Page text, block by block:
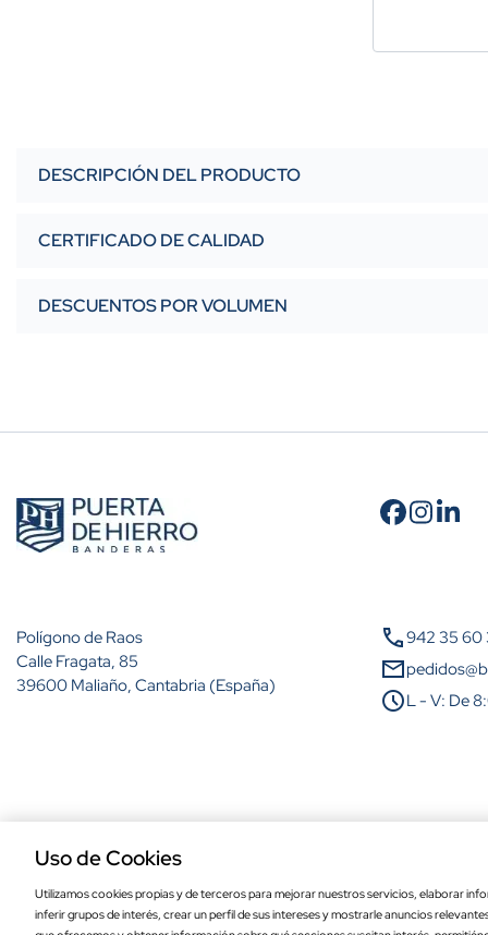
Bandera de Campillo de Arenas de
cm
DESCRIPCIÓN DEL PRODUCTO
CERTIFICADO DE CALIDAD
DESCUENTOS POR VOLUMEN
Cantidad
A partir de 5 unidades
A partir de 100 unidades
Polígono de Raos
Calle Fragata, 85
39600 Maliaño, Cantabria (España)
call942 35 60
mail
scheduleL - V: De
Uso de Cookies
Utilizamos cookies propias y de terceros para mejorar nuestros servicios, elaborar
inferir grupos de interés, crear un perfil de sus intereses y mostrarle anuncios